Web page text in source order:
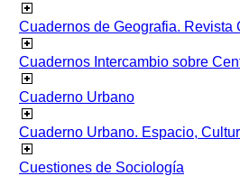
Cuadernos de Geografia. Revista
Cuadernos Intercambio sobre
Cuaderno Urbano
Cuaderno Urbano. Espacio,
Cuestiones de Sociología